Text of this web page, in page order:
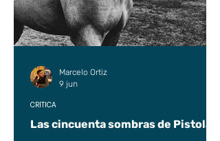
Las cincuenta sombras de Pistolas
CRÍTICA
Marcelo Ortiz
9 jun